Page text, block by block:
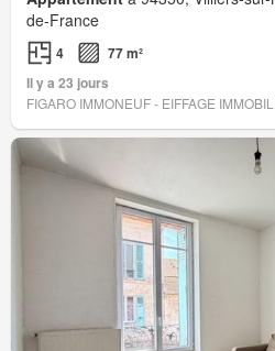
de-France
4
77 m²
Il y a 23 jours
FIGARO IMMONEUF - EIFFAGE